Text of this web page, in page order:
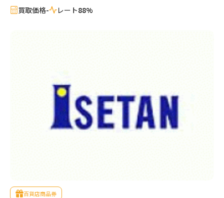
売りたい金券の買取価格を検索
買取価格- レート88%
百貨店商品券